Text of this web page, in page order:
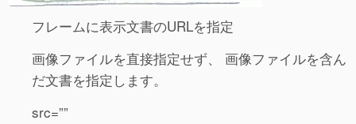
フレームに表示文書のURLを指定
画像ファイルを直接指定せず、 画像ファイルを含ん
だ文書を指定します。
src=””